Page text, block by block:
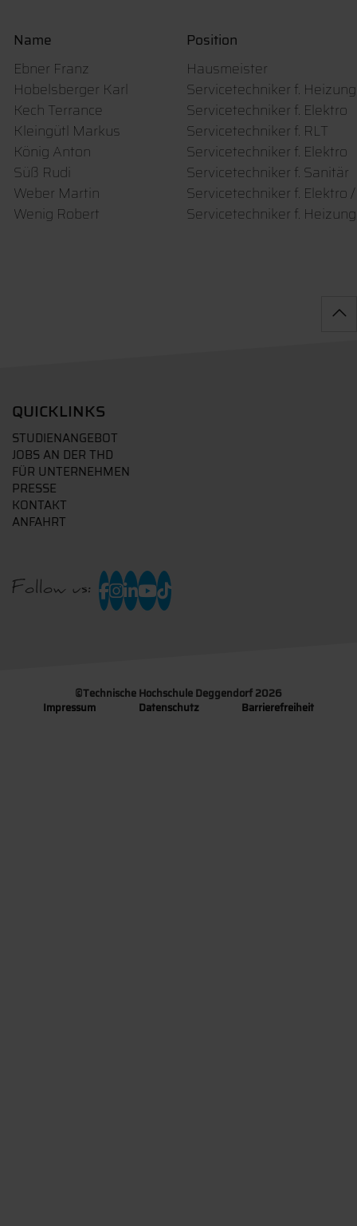
Name
Position
Ebner Franz
Hausmeister
Hobelsberger Karl
Servicetechniker f.
Kech Terrance
Servicetechniker f. Elektro
Kleingütl Markus
Servicetechniker f. RLT
König Anton
Servicetechniker f. Elektro
Süß Rudi
Servicetechniker f. Sanitär
Weber Martin
Servicetechniker f. Elektro
Wenig Robert
Servicetechniker f.
QUICKLINKS
STUDIENANGEBOT
JOBS AN DER THD
FÜR UNTERNEHMEN
PRESSE
KONTAKT
ANFAHRT
Follow us:
©Technische Hochschule Deggendorf 2026
Impressum
Datenschutz Barrierefreiheit